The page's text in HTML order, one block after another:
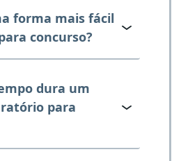
forma mais fácil
concurso?
dura um
para